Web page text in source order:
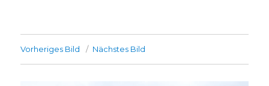
Vorheriges Bild Nächstes Bild